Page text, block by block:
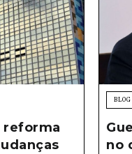
reforma
BLOG
no